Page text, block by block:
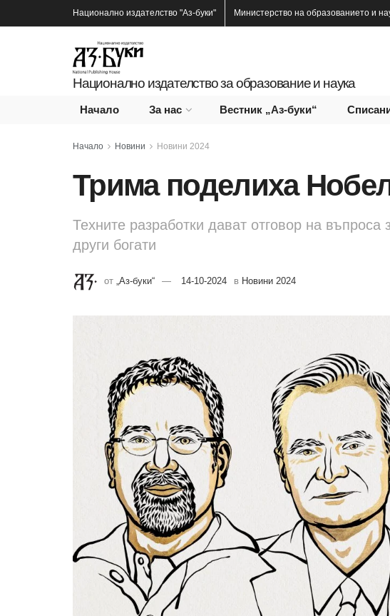
Национално издателство "Аз-буки" Министерство на образованието и
Национално издателство за образование и наука
Начало За нас Вестник „Аз-буки“
Начало Новини Новини 2024
Трима поделиха
Техните разработки дават отговор на
други богати
от „Аз-буки“ 14-10-2024 в Новини 2024